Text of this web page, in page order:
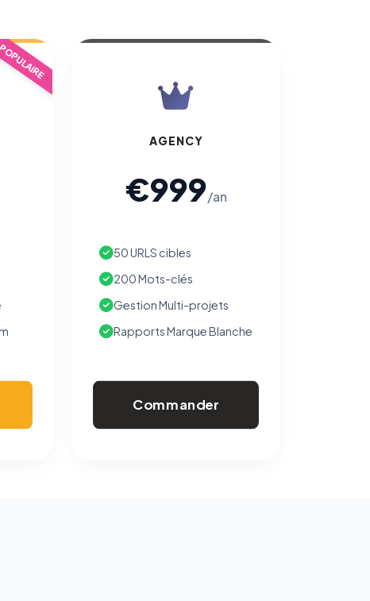
AGENCY
€999/an
50 URLS cibles
200 Mots-clés
Gestion Multi-projets
Rapports Marque Blanche
Commander